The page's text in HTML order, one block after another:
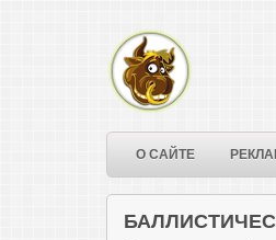
О САЙТЕ